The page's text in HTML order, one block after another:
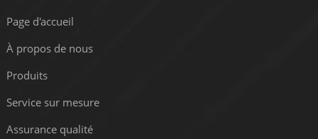
Page d'accueil
À propos de nous
Produits
Service sur mesure
Assurance qualité